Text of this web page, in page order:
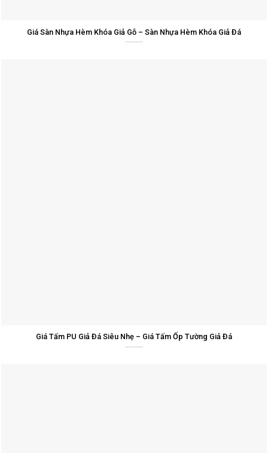
Giá Sàn Nhựa Hèm Khóa Giả Gỗ – Sàn Nhựa Hèm Khóa Giả Đá
Giá Tấm PU Giả Đá Siêu Nhẹ – Giá Tấm Ốp Tường Giả Đá